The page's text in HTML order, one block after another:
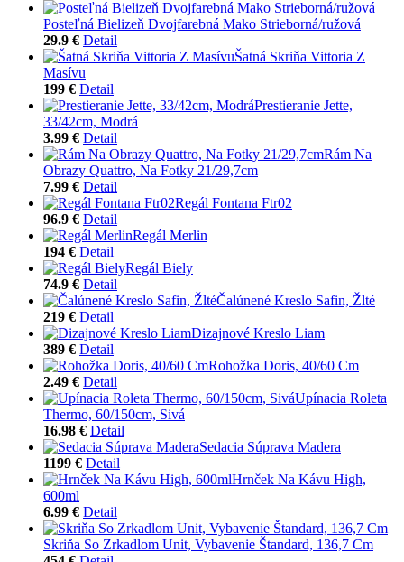
Posteľná Bielizeň Dvojfarebná Mako Strieborná/ružová
29.9 € Detail
Šatná Skriňa Vittoria Z
Masívu
199 € Detail
Prestieranie Jette,
33/42cm, Modrá
3.99 € Detail
Rám Na
Obrazy Quattro, Na Fotky 21/29,7cm
7.99 € Detail
Regál Fontana Ftr02
96.9 € Detail
Regál Merlin
194 € Detail
Regál Biely
74.9 € Detail
Čalúnené Kreslo Safin, Žlté
219 € Detail
Dizajnové Kreslo Liam
389 € Detail
Rohožka Doris, 40/60 Cm
2.49 € Detail
Upínacia Roleta
Thermo, 60/150cm, Sivá
16.98 € Detail
Sedacia Súprava Madera
1199 € Detail
Hrnček Na Kávu High,
600ml
6.99 € Detail
Skriňa So Zrkadlom Unit, Vybavenie Štandard, 136,7 Cm